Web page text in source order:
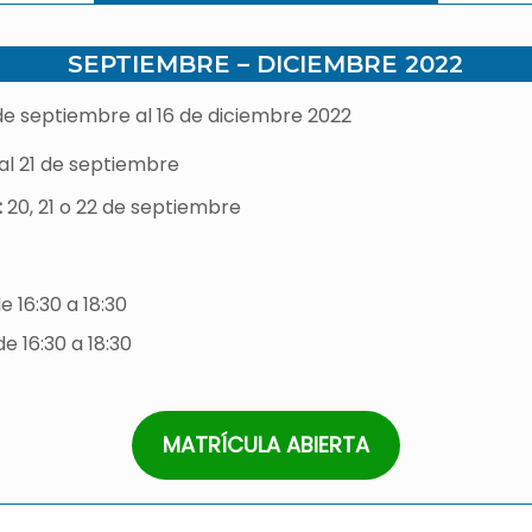
SEPTIEMBRE – DICIEMBRE 2022
septiembre al 16 de diciembre 2022
21 de septiembre
20, 21 o 22 de septiembre
16:30 a 18:30
16:30 a 18:30
MATRÍCULA ABIERTA